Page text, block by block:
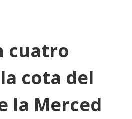
cuatro
cota del
la Merced